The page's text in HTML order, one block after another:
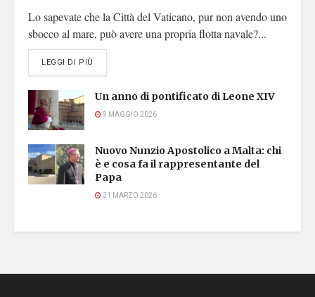
Lo sapevate che la Città del Vaticano, pur non avendo uno
sbocco al mare, può avere una propria flotta navale?...
LEGGI DI PIÙ
Un anno di pontificato di Leone XIV
9 MAGGIO 2026
Nuovo Nunzio Apostolico a Malta: chi
è e cosa fa il rappresentante del
Papa
21 MARZO 2026